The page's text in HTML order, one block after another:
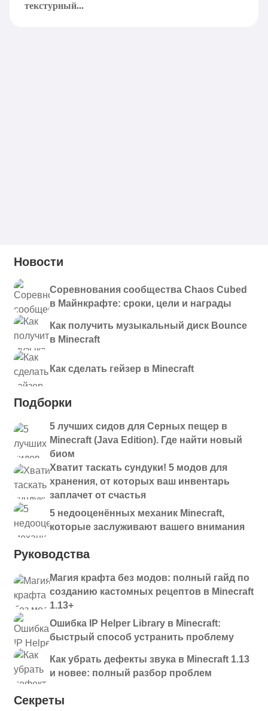
текстурный...
Новости
Соревнования сообщества Chaos Cubed
в Майнкрафте: сроки, цели и награды
Как получить музыкальный диск Bounce
в Minecraft
Как сделать гейзер в Minecraft
Подборки
5 лучших сидов для Серных пещер в
Minecraft (Java Edition). Где найти новый
биом
Хватит таскать сундуки! 5 модов для
хранения, от которых ваш инвентарь
заплачет от счастья
5 недооценённых механик Minecraft,
которые заслуживают вашего внимания
Руководства
Магия крафта без модов: полный гайд по
созданию кастомных рецептов в Minecraft
1.13+
Ошибка IP Helper Library в Minecraft:
быстрый способ устранить проблему
Как убрать дефекты звука в Minecraft 1.13
и новее: полный разбор проблем
Секреты